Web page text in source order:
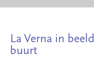
La Verna in
buurt